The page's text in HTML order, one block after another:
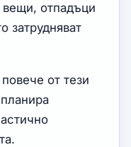
отпадъци
затрудняват
от тези